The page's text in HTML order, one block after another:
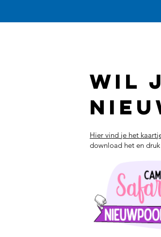
Wil
Hier vind je het
download het en